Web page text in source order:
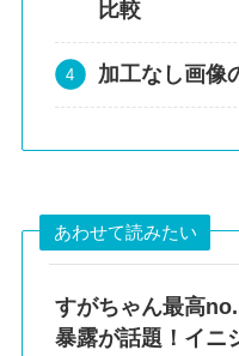
比較
加工なし画像
あわせて読みたい
すがちゃん最高
暴露が話題！イニ